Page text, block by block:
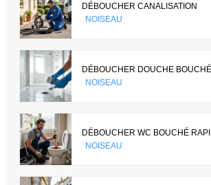
DÉBOUCHER CANALISATION
NOISEAU
DÉBOUCHER DOUCHE
NOISEAU
DÉBOUCHER WC BOUCHÉ
NOISEAU